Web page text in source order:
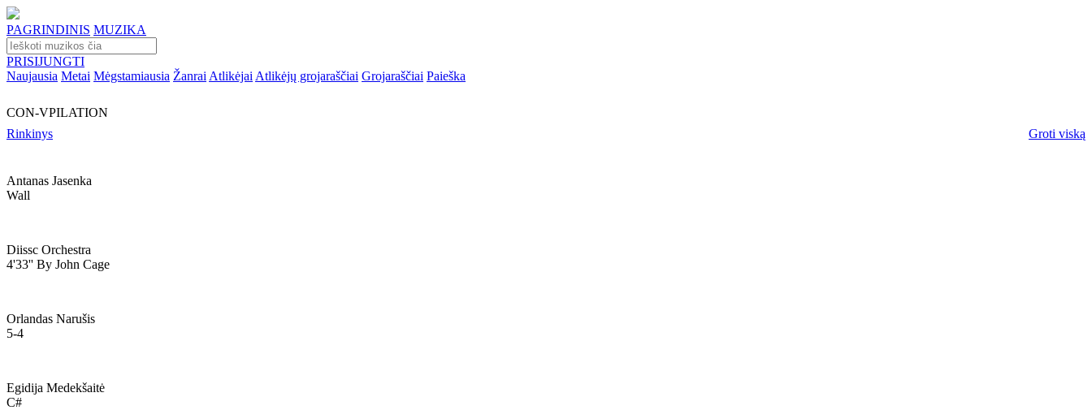
PAGRINDINIS MUZIKA
PRISIJUNGTI
Naujausia Metai Mėgstamiausia Žanrai Atlikėjai Atlikėjų grojaraščiai Grojaraščiai Paieška
CON-VPILATION
Rinkinys
Groti viską
Antanas Jasenka
Wall
Diissc Orchestra
4'33'' By John Cage
Orlandas Narušis
5-4
Egidija Medekšaitė
C#